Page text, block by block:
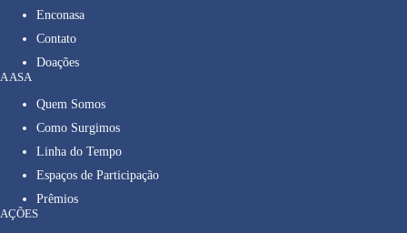
Enconasa
Contato
Doações
A ASA
Quem Somos
Como Surgimos
Linha do Tempo
Espaços de Participação
Prêmios
AÇÕES